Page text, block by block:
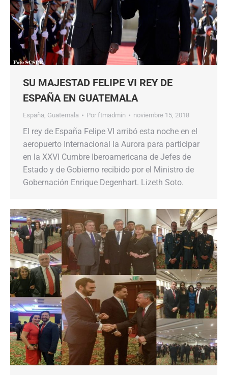
SU MAJESTAD FELIPE VI REY DE
ESPAÑA EN GUATEMALA
España, Guatemala Por ftmadmin noviembre 15, 2018
El rey de España Felipe VI arribó esta noche en el
aeropuerto Internacional la Aurora para participar
en la XXVI Cumbre Iberoamericana de Jefes de
Estado y de Gobierno recibido por el Ministro de
Gobernación Enrique Degenhart. Lizeth Soto.